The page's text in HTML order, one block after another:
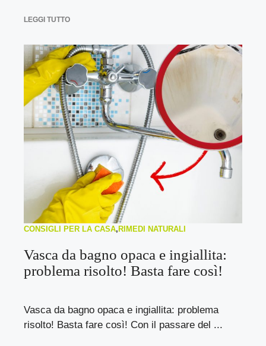
LEGGI TUTTO
CONSIGLI PER LA CASA,RIMEDI NATURALI
Vasca da bagno opaca e ingiallita:
problema risolto! Basta fare così!
Vasca da bagno opaca e ingiallita: problema
risolto! Basta fare così! Con il passare del ...